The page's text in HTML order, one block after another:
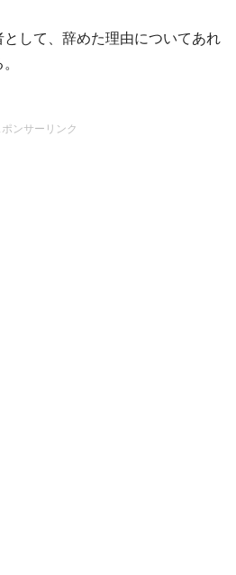
して、辞めた理由についてあれ
ポンサーリンク